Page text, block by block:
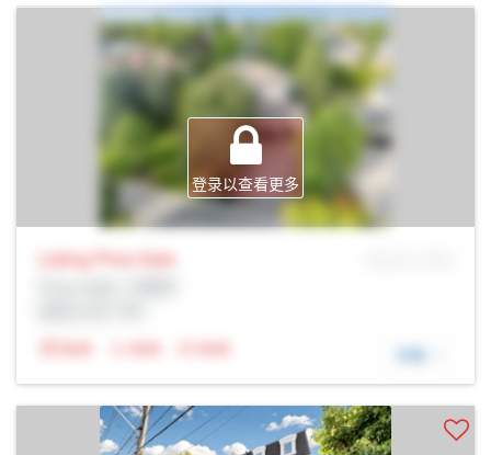
登录以查看更多
Listing Price Sale
N/A
N/A N/A 详细